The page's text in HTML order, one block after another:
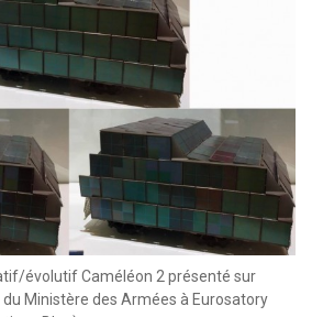
évolutif Caméléon 2 présenté sur
Ministère des Armées à Eurosatory